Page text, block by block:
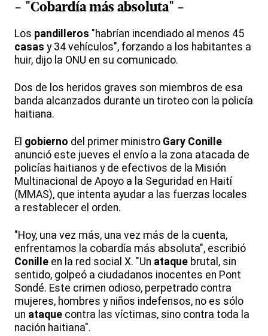
- "Cobardía más absoluta" -
Los pandilleros "habrían incendiado al menos 45
casas y 34 vehículos", forzando a los habitantes a
huir, dijo la ONU en su comunicado.
Dos de los heridos graves son miembros de esa
banda alcanzados durante un tiroteo con la policía
haitiana.
El gobierno del primer ministro Gary Conille
anunció este jueves el envío a la zona atacada de
policías haitianos y de efectivos de la Misión
Multinacional de Apoyo a la Seguridad en Haití
(MMAS), que intenta ayudar a las fuerzas locales
a restablecer el orden.
"Hoy, una vez más, una vez más de la cuenta,
enfrentamos la cobardía más absoluta", escribió
Conille en la red social X. "Un ataque brutal, sin
sentido, golpeó a ciudadanos inocentes en Pont
Sondé. Este crimen odioso, perpetrado contra
mujeres, hombres y niños indefensos, no es sólo
un ataque contra las víctimas, sino contra toda la
nación haitiana".